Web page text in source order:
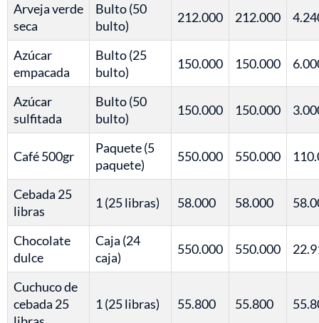
Arveja verde
seca
Bulto (50
bulto)
212.000 212.000
Azúcar
empacada
Bulto (25
bulto)
150.000 150.000
Azúcar
sulfitada
Bulto (50
bulto)
150.000 150.000
Café 500gr
Paquete (5
paquete)
550.000 550.000
Cebada 25
libras
1 (25 libras) 58.000 58.000
Chocolate
dulce
Caja (24
caja)
550.000 550.000
Cuchuco de
cebada 25
1 (25 libras) 55.800 55.800